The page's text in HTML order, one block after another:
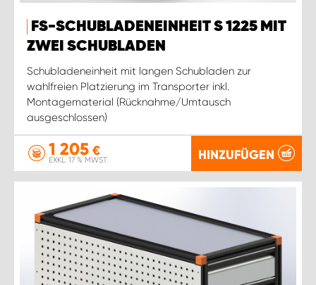
FS-SCHUBLADENEINHEIT S 1225 MIT
ZWEI SCHUBLADEN
Schubladeneinheit mit langen Schubladen zur
wahlfreien Platzierung im Transporter inkl.
Montagematerial (Rücknahme/Umtausch
ausgeschlossen)
1 205 €
EXKL. 17 % MWST. HINZUFÜGEN